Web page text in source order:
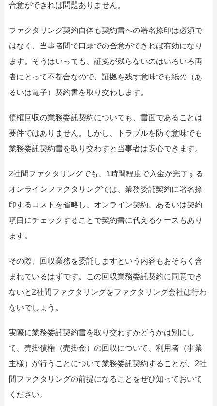
合意ができれば問題ありません。
ファクタリング契約自体も契約書への署名捺印は必須で
はなく、当事者間で口頭での合意ができれば有効になり
ます。そうはいっても、証拠が残らないのはいろいろ両
者にとって不都合なので、証拠を残す意味でも紙の（あ
るいは電子）契約書を取り交わします。
債権回収の業務委託契約についても、書面であることは
要件ではありません。しかし、トラブルを防ぐ意味でも
業務委託契約書を取り交わすと当事者は安心できます。
2社間ファクタリングでも、1時間程度で入金が完了する
オンラインファクタリングでは、業務委託契約に署名捺
印するコストを省略し、オンライン契約、あるいは契約
項目にチェックすることで契約書に代えるケースもあり
ます。
その際、回収業務を委託しますという内容もおそらく含
まれているはずです。この回収業務委託契約に同意でき
ないと2社間ファクタリングをファクタリング会社は行わ
ないでしょう。
実際に業務委託契約書を取り交わすかどうかは別にし
て、売掛債権（売掛金）の回収について、利用者（事業
主様）が行うことについて業務委託契約することが、2社
間ファクタリングの前提になることをぜひ知っておいて
ください。